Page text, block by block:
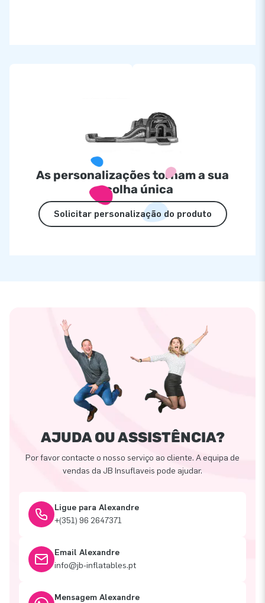
As personalizações tornam a sua
escolha única
Solicitar personalização do produto
AJUDA OU ASSISTÊNCIA?
Por favor contacte o nosso serviço ao cliente. A equipa de
vendas da JB Insuflaveis pode ajudar.
Ligue para Alexandre
+(351) 96 2647371
Email Alexandre
info@jb-inflatables.pt
Mensagem Alexandre